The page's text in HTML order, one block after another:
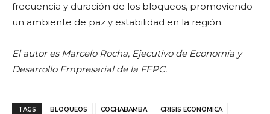
frecuencia y duración de los bloqueos, promoviendo
un ambiente de paz y estabilidad en la región.
El autor es Marcelo Rocha, Ejecutivo de Economía y
Desarrollo Empresarial de la FEPC.
TAGS BLOQUEOS COCHABAMBA CRISIS ECONÓMICA